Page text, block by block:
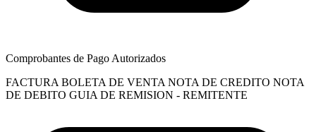
Comprobantes de Pago Autorizados
FACTURA BOLETA DE VENTA NOTA DE CREDITO NOTA
DE DEBITO GUIA DE REMISION - REMITENTE